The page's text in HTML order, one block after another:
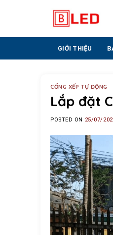
GIỚI THIỆU
CỔNG XẾP TỰ ĐỘNG
Lắp đặt
POSTED ON 25/07/